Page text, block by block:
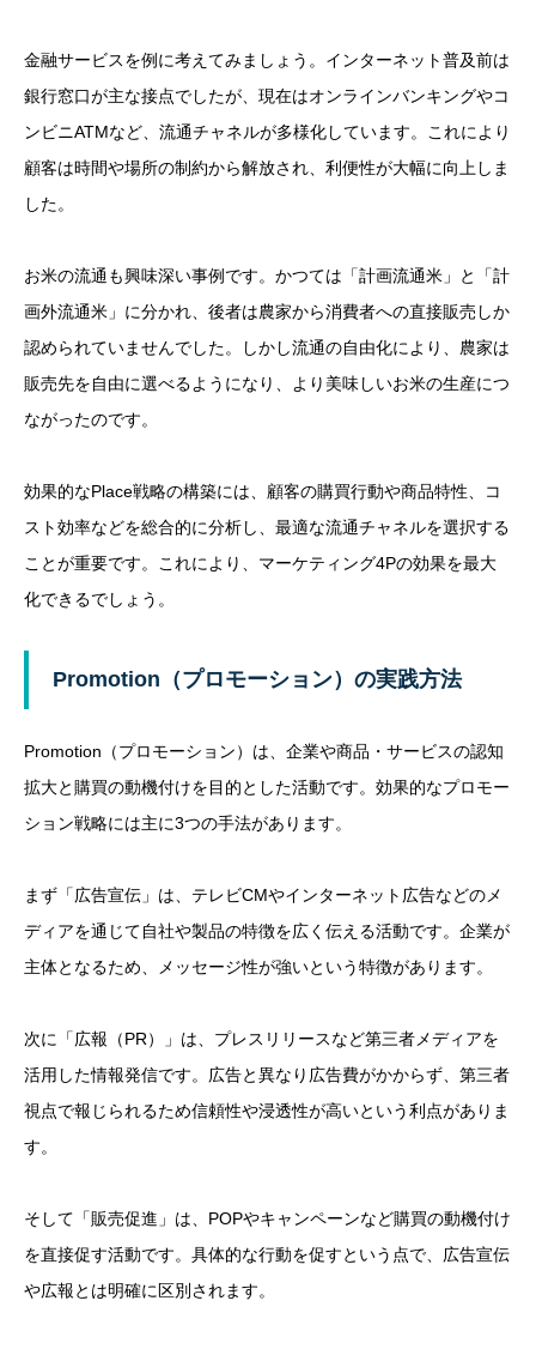
金融サービスを例に考えてみましょう。インターネット普及前は
銀行窓口が主な接点でしたが、現在はオンラインバンキングやコ
ンビニATMなど、流通チャネルが多様化しています。これにより
顧客は時間や場所の制約から解放され、利便性が大幅に向上しま
した。
お米の流通も興味深い事例です。かつては「計画流通米」と「計
画外流通米」に分かれ、後者は農家から消費者への直接販売しか
認められていませんでした。しかし流通の自由化により、農家は
販売先を自由に選べるようになり、より美味しいお米の生産につ
ながったのです。
効果的なPlace戦略の構築には、顧客の購買行動や商品特性、コ
スト効率などを総合的に分析し、最適な流通チャネルを選択する
ことが重要です。これにより、マーケティング4Pの効果を最大
化できるでしょう。
Promotion（プロモーション）の実践方法
Promotion（プロモーション）は、企業や商品・サービスの認知
拡大と購買の動機付けを目的とした活動です。効果的なプロモー
ション戦略には主に3つの手法があります。
まず「広告宣伝」は、テレビCMやインターネット広告などのメ
ディアを通じて自社や製品の特徴を広く伝える活動です。企業が
主体となるため、メッセージ性が強いという特徴があります。
次に「広報（PR）」は、プレスリリースなど第三者メディアを
活用した情報発信です。広告と異なり広告費がかからず、第三者
視点で報じられるため信頼性や浸透性が高いという利点がありま
す。
そして「販売促進」は、POPやキャンペーンなど購買の動機付け
を直接促す活動です。具体的な行動を促すという点で、広告宣伝
や広報とは明確に区別されます。